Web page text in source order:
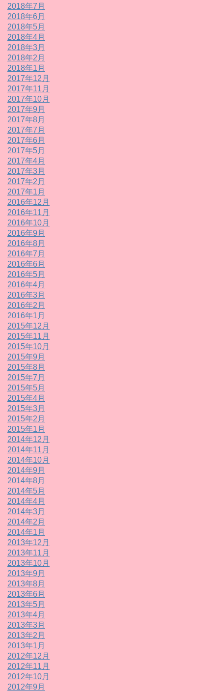
2018年7月
2018年6月
2018年5月
2018年4月
2018年3月
2018年2月
2018年1月
2017年12月
2017年11月
2017年10月
2017年9月
2017年8月
2017年7月
2017年6月
2017年5月
2017年4月
2017年3月
2017年2月
2017年1月
2016年12月
2016年11月
2016年10月
2016年9月
2016年8月
2016年7月
2016年6月
2016年5月
2016年4月
2016年3月
2016年2月
2016年1月
2015年12月
2015年11月
2015年10月
2015年9月
2015年8月
2015年7月
2015年5月
2015年4月
2015年3月
2015年2月
2015年1月
2014年12月
2014年11月
2014年10月
2014年9月
2014年8月
2014年5月
2014年4月
2014年3月
2014年2月
2014年1月
2013年12月
2013年11月
2013年10月
2013年9月
2013年8月
2013年6月
2013年5月
2013年4月
2013年3月
2013年2月
2013年1月
2012年12月
2012年11月
2012年10月
2012年9月